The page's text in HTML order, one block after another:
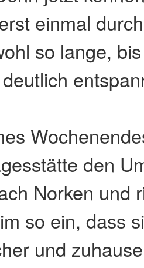
einmal
so lange,
den
Norken und
so ein, dass
und